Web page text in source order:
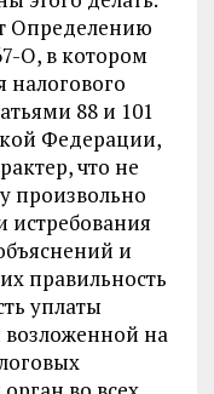
Определению
О, в котором
налогового
88 и 101
Федерации,
что не
произвольно
истребования
и
правильность
уплаты
возложенной на